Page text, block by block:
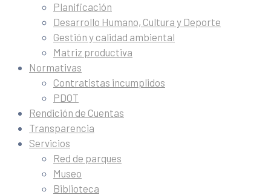
Planificación
Desarrollo Humano, Cultura y Deporte
Gestión y calidad ambiental
Matriz productiva
Normativas
Contratistas incumplidos
PDOT
Rendición de Cuentas
Transparencia
Servicios
Red de parques
Museo
Biblioteca